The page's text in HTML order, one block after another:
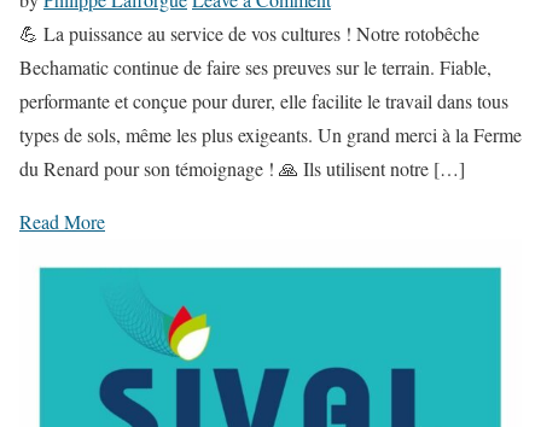
n
💪
L
a
p
s
n
c
💪 La puissance au service de vos cultures ! Notre rotobêche
Bechamatic continue de faire ses preuves sur le terrain. Fiable,
performante et conçue pour durer, elle facilite le travail dans tous
types de sols, même les plus exigeants. Un grand merci à la Ferme
du Renard pour son témoignage ! 🙏 Ils utilisent notre […]
Read More